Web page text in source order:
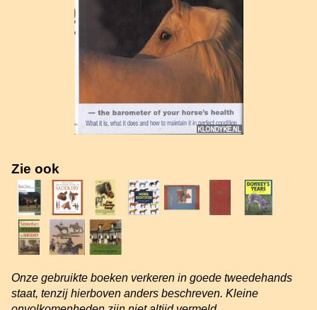
Zie ook
Onze gebruikte boeken verkeren in goede tweedehands
staat, tenzij hierboven anders beschreven. Kleine